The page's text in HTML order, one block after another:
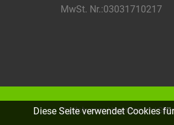
MwSt. Nr.:03031710217
©piloly.com| Impressum|
Diese Seite verwendet Cookies